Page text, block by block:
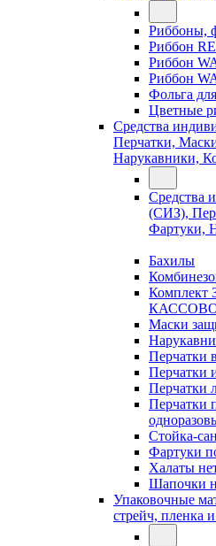
Риббоны,
Риббон
Риббон
Риббон
Фольга
Цветные
Средства
Перчатки,
Нарукавники,
Средства
(СИЗ),
Фартуки,
Бахилы
Маски
Перчатки
Перчатки
Перчатки
Перчатки
Стойка-
Фартуки
Халаты
Шапочки
Упаковочные
стрейч, пленка